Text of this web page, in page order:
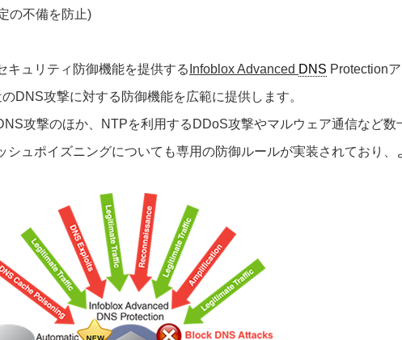
の不備を防止)
キュリティ防御機能を提供する Infoblox Advanced DNS Protection
DNS攻撃に対する防御機能を広範に提供します。
攻撃のほか、NTPを利用するDDoS攻撃やマルウェア通信など数
シュポイズニングについても専用の防御ルールが実装されており、